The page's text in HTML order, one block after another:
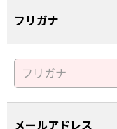
フリガナ
メールアドレス